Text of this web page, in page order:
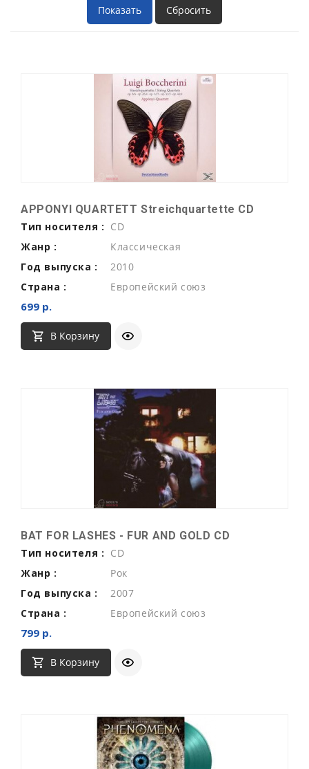
APPONYI QUARTETT Streichquartette CD
Тип носителя : CD
Жанр :
Классическая
Год выпуска :
2010
Страна :
Европейский союз
699 р.
В Корзину
BAT FOR LASHES - FUR AND GOLD CD
Тип носителя : CD
Жанр :
Рок
Год выпуска :
2007
Страна :
Европейский союз
799 р.
В Корзину